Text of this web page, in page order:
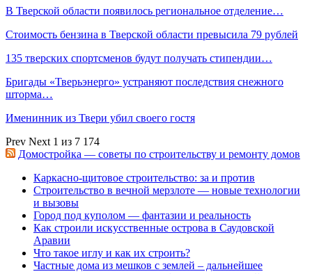
В Тверской области появилось региональное отделение…
Стоимость бензина в Тверской области превысила 79 рублей
135 тверских спортсменов будут получать стипендии…
Бригады «Тверьэнерго» устраняют последствия снежного
шторма…
Именинник из Твери убил своего гостя
Prev Next 1 из 7 174
Домостройка — советы по строительству и ремонту домов
Каркасно-щитовое строительство: за и против
Строительство в вечной мерзлоте — новые технологии
и вызовы
Город под куполом — фантазии и реальность
Как строили искусственные острова в Саудовской
Аравии
Что такое иглу и как их строить?
Частные дома из мешков с землей – дальнейшее